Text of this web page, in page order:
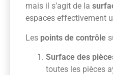
mais il s’agit de la
espaces effectivement
Les points de contrôle
Surface des
toutes les pièces